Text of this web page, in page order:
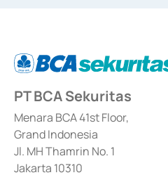
PT BCA Sekuritas
Menara BCA 41st Floor,
Grand Indonesia
Jl. MH Thamrin No. 1
Jakarta 10310